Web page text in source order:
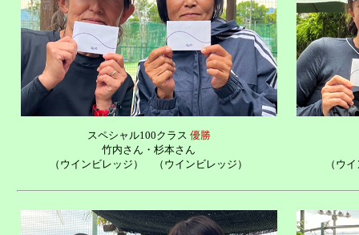
スペシャル100クラス 優勝
竹内さん
（ウインビレッジ）
・ 杉本さん
（ウインビレッジ）
（ウ